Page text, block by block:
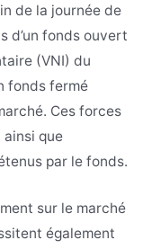
de la journée de
d’un fonds ouvert
(VNI) du
fonds fermé
Ces forces
ainsi que
par le fonds.
sur le marché
également